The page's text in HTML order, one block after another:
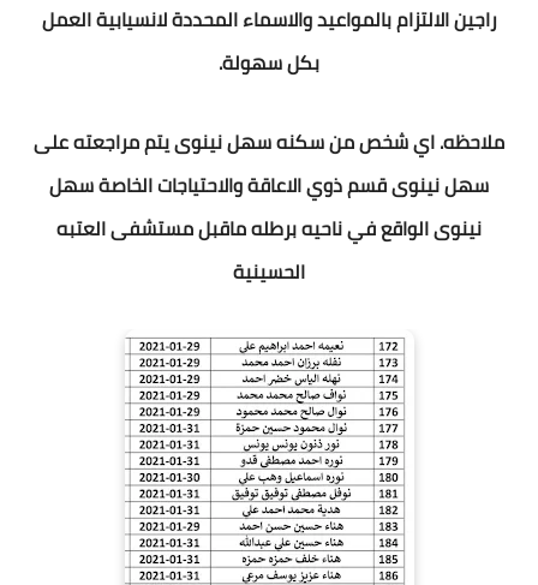
راجين الالتزام بالمواعيد والاسماء المحددة لانسيابية العمل
بكل سهولة.
ملاحظه. اي شخص من سكنه سهل نينوى يتم مراجعته على
سهل نينوى قسم ذوي الاعاقة والاحتياجات الخاصة سهل
نينوى الواقع في ناحيه برطله ماقبل مستشفى العتبه
الحسينية